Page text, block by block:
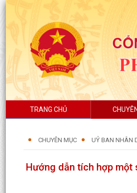
TRANG CHỦ
CHUYÊN MỤC UỶ BAN NHÂN
Hướng dẫn tích hợp một